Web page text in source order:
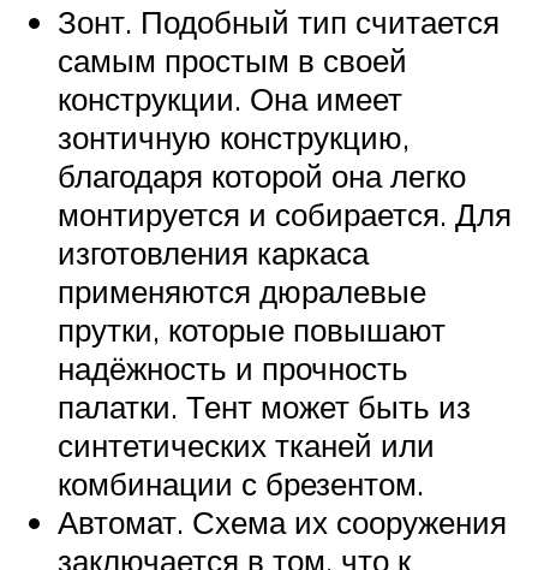
Зонт. Подобный тип считается
самым простым в своей
конструкции. Она имеет
зонтичную конструкцию,
благодаря которой она легко
монтируется и собирается. Для
изготовления каркаса
применяются дюралевые
прутки, которые повышают
надёжность и прочность
палатки. Тент может быть из
синтетических тканей или
комбинации с брезентом.
Автомат. Схема их сооружения
заключается в том, что к